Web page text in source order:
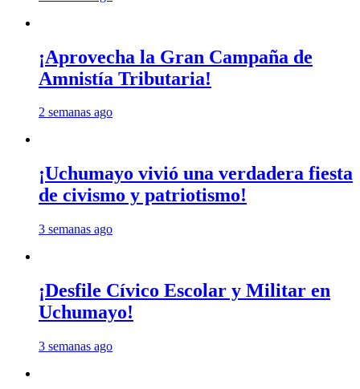
¡Aprovecha la Gran Campaña de
Amnistía Tributaria!
2 semanas ago
¡Uchumayo vivió una verdadera fiesta
de civismo y patriotismo!
3 semanas ago
¡Desfile Cívico Escolar y Militar en
Uchumayo!
3 semanas ago